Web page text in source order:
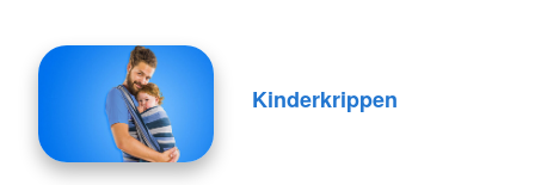
Kinderkrippen